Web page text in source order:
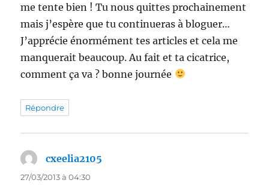
me tente bien ! Tu nous quittes prochainement
mais j’espère que tu continueras à bloguer…
J’apprécie énormément tes articles et cela me
manquerait beaucoup. Au fait et ta cicatrice,
comment ça va ? bonne journée
Répondre
cxeelia2105
27/03/2013 à 04:30